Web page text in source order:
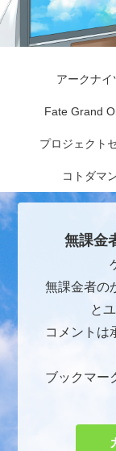
アークナイ
Fate Grand
プロジェクト
コトダマ
無課金
無課金者の
と
コメントは
ブックマー